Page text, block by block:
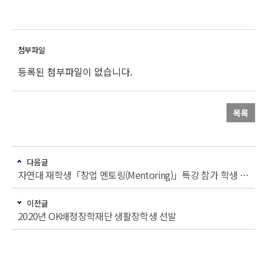
등록된 첨부파일이 없습니다.
목록
다음글
자연대 재학생「창업 멘토링(Mentoring)」특강 참가 학생 신청
이전글
2020년 OK배정장학재단 생활장학생 선발